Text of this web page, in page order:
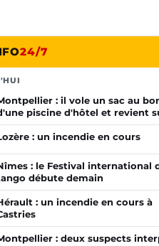
24/7
: il vole un sac au
piscine d'hôtel et revient
le lendemain
: un incendie en cours
: le Festival international
débute demain
: un incendie en cours à
: deux suspects